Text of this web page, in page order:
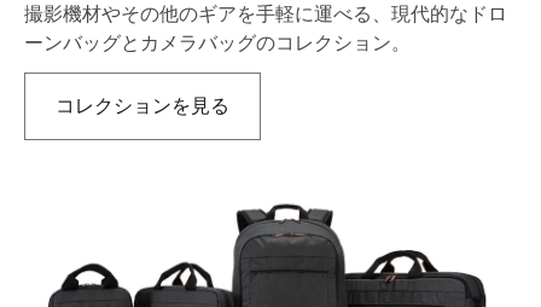
撮影機材やその他のギアを手軽に運べる、現代的なドロ
ーンバッグとカメラバッグのコレクション。
コレクションを見る新しいタブで開きます